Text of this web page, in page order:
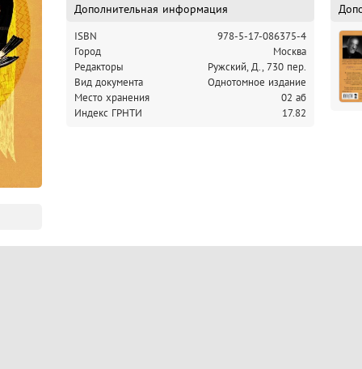
Дополнительная информация
ISBN
978-5-17-086375-4
Город
Москва
Редакторы
Ружский, Д., 730 пер.
Вид документа
Однотомное издание
Место хранения
02 аб
Индекс ГРНТИ
17.82